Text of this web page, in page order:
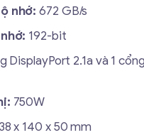
nhớ: 672 GB/s
192-bit
DisplayPort 2.1a và 1
750W
x 140 x 50 mm